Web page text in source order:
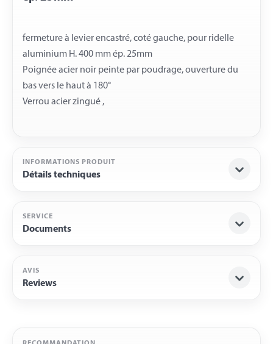
fermeture à levier encastré, coté gauche, pour ridelle
aluminium H. 400 mm ép. 25mm
Poignée acier noir peinte par poudrage, ouverture du
bas vers le haut à 180°
INFORMATIONS PRODUIT
Détails techniques
SERVICE
Documents
AVIS
Reviews